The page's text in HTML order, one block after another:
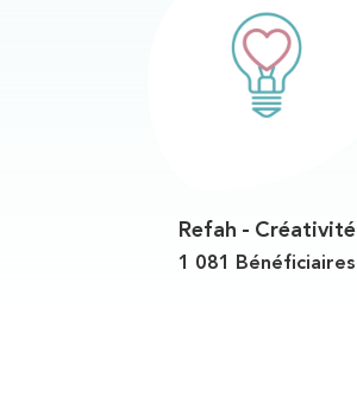
Refah - Créativité
1 081 Bénéficiaires